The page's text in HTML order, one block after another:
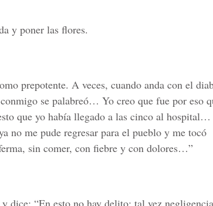
y poner las flores.
prepotente. A veces, cuando anda con el
se palabreó… Yo creo que fue por eso
que yo había llegado a las cinco al
no me pude regresar para el pueblo y me tocó
sin comer, con fiebre y con dolores…”
dice: “En esto no hay delito; tal vez